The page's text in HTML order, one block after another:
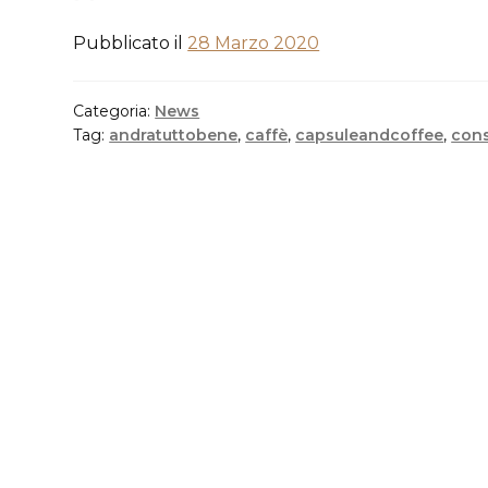
Pubblicato il 28 Marzo 2020
Categoria: News
Tag: andratuttobene, caffè, capsuleandcoffee,